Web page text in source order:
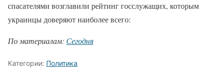
спасателями возглавили рейтинг госслужащих, которым
украинцы доверяют наиболее всего:
По материалам: Сегодня
Категории: Политика